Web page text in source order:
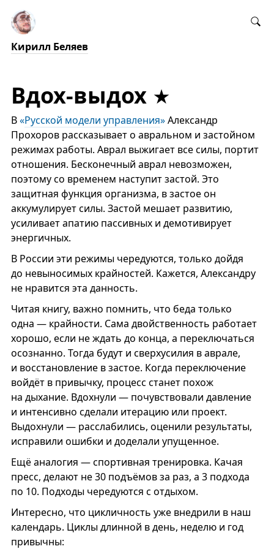
Кирилл Беляев
Вдох-выдох
В«Русской модели управления»Александр
Прохоров рассказывает о авральном и застойном
режимах работы. Аврал выжигает все силы, портит
отношения. Бесконечный аврал невозможен,
поэтому со временем наступит застой. Это
защитная функция организма, в застое он
аккумулирует силы. Застой мешает развитию,
усиливает апатию пассивных и демотивирует
энергичных.
В России эти режимы чередуются, только дойдя
до невыносимых крайностей. Кажется, Александру
не нравится эта данность.
Читая книгу, важно помнить, что беда только
одна — крайности. Сама двойственность работает
хорошо, если не ждать до конца, а переключаться
осознанно. Тогда будут и сверхусилия в аврале,
и восстановление в застое. Когда переключение
войдёт в привычку, процесс станет похож
на дыхание. Вдохнули — почувствовали давление
и интенсивно сделали итерацию или проект.
Выдохнули — расслабились, оценили результаты,
исправили ошибки и доделали упущенное.
Ещё аналогия — спортивная тренировка. Качая
пресс, делают не 30 подъёмов за раз, а 3 подхода
по 10. Подходы чередуются с отдыхом.
Интересно, что цикличность уже внедрили в наш
календарь. Циклы длинной в день, неделю и год
привычны: